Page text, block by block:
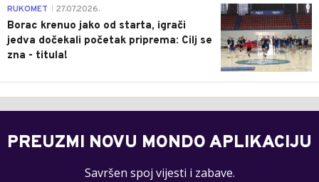
0
RUKOMET 27.07.2026.
Borac krenuo jako od starta, igrači
jedva dočekali početak priprema: Cilj se
zna - titula!
PREUZMI NOVU MONDO APLIKACIJU
Savršen spoj vijesti i zabave.